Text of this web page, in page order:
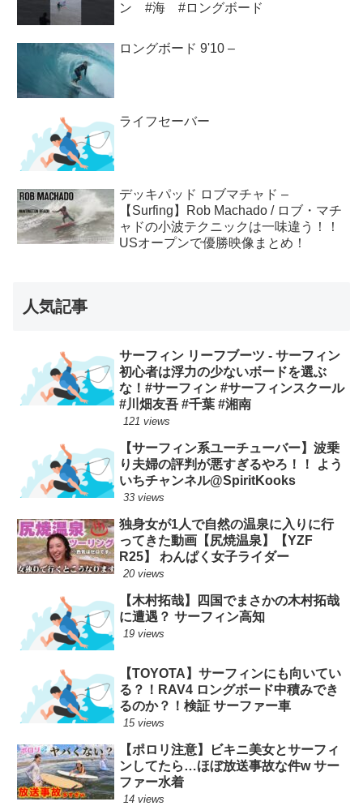
ン #海 #ロングボード
ロングボード 9'10 –
ライフセーバー
デッキパッド ロブマチャド –
【Surfing】Rob Machado / ロブ・マチ
ャドの小波テクニックは一味違う！！
USオープンで優勝映像まとめ！
人気記事
サーフィン リーフブーツ - サーフィン
初心者は浮力の少ないボードを選ぶ
な！#サーフィン #サーフィンスクール
#川畑友吾 #千葉 #湘南
121 views
【サーフィン系ユーチューバー】波乗
り夫婦の評判が悪すぎるやろ！！ よう
いちチャンネル@SpiritKooks
33 views
独身女が1人で自然の温泉に入りに行
ってきた動画【尻焼温泉】【YZF
R25】 わんぱく女子ライダー
20 views
【木村拓哉】四国でまさかの木村拓哉
に遭遇？ サーフィン高知
19 views
【TOYOTA】サーフィンにも向いてい
る？！RAV4 ロングボード中積みでき
るのか？！検証 サーファー車
15 views
【ポロリ注意】ビキニ美女とサーフィ
ンしてたら…ほぼ放送事故な件w サー
ファー水着
14 views